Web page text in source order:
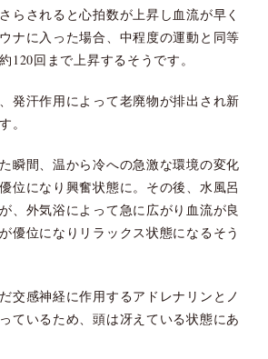
らされると心拍数が上昇し血流が早く
ナに入った場合、中程度の運動と同等
120回まで上昇するそうです。
発汗作用によって老廃物が排出され新
。
瞬間、温から冷への急激な環境の変化
位になり興奮状態に。その後、水風呂
、外気浴によって急に広がり血流が良
優位になりリラックス状態になるそう
交感神経に作用するアドレナリンとノ
ているため、頭は冴えている状態にあ